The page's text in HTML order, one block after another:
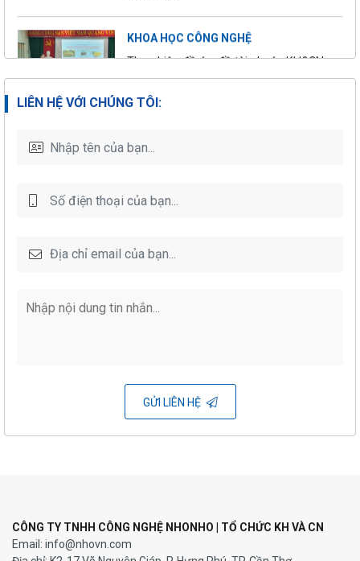
Tuyển dụng Chuyên
viên kinh doanh
Tháng 05/2022
18/05/2022
Góc tuyển dụng
Tháng 05.2022
KHOA HỌC CÔNG NGHỆ
Thực hiện đề án, đề tài, dự án KH&CN
trong các lĩnh vực kinh tế, xã hội và
môi trường
NHO cung cấp đồng thời hai dịch vụ
trắc môi trường lao động
Tư vấn chiến lược, kế hoạch triển khai
vấn thực hiện để các sản phẩm OCOP
LIÊN HỆ VỚI CHÚNG TÔI:
GỬI LIÊN HỆ
CÔNG TY TNHH CÔNG NGHỆ NHONHO | TỔ CHỨC KH VÀ CN
Email: info@nhovn.com